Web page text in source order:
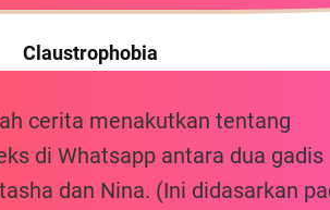
Claustrophobia
cerita menakutkan tentang
di Whatsapp antara dua gadis
dan Nina. (Ini didasarkan